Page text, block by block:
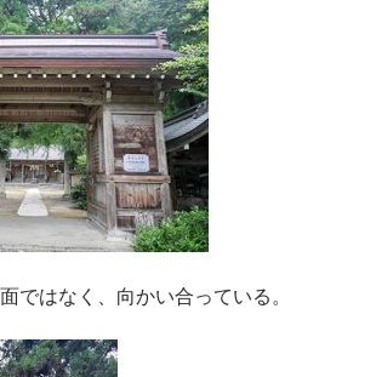
ではなく、向かい合っている。